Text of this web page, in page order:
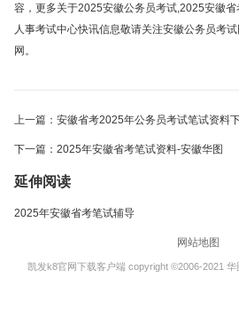
容，更多关于2025安徽公务员考试,2025安徽
人事考试中心快讯信息敬请关注安徽公务员考
网。
上一篇：安徽省考2025年公务员考试笔试资料
下一篇：2025年安徽省考笔试资料-安徽华图
延伸阅读
2025年安徽省考笔试辅导
网站地图
凯发k8官网下载客户端 copyright ©2006-2021